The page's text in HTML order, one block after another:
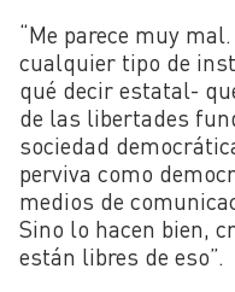
“Me parece muy
cualquier tipo de
qué decir estatal-
de las libertades
sociedad
perviva como
medios de
Sino lo hacen bien,
están libres de eso”.